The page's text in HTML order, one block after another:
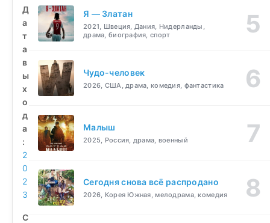
смотреть
бесплатно
Д
а
т
а
в
ы
х
о
д
а
:
2
0
2
3
С
Я — Златан
2021, Швеция, Дания, Нидерланды,
драма, биография, спорт
Чудо-человек
2026, США, драма, комедия, фантастика
Малыш
2025, Россия, драма, военный
Сегодня снова всё распродано
2026, Корея Южная, мелодрама, комедия